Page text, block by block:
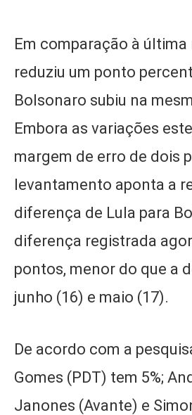
Em comparação à última
reduziu um ponto
Bolsonaro subiu na
Embora as variações
margem de erro de dois
levantamento aponta a
diferença de Lula para
diferença registrada
pontos, menor do que a
junho (16) e maio (17).
De acordo com a
Gomes (PDT) tem 5%;
Janones (Avante) e